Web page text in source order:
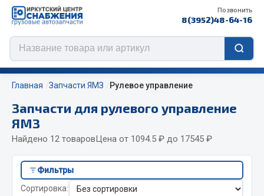
Позвонить
8(3952)48-64-16
Цепи противоскольжения
ЦЕПИ РОССИЯ
ЦЕПИ BOHU (Китай)
Изготовление цепей на колеса BOHU
Главная Запчасти ЯМЗ Рулевое управление
Запчасти для рулевого управление
ЯМЗ
Найдено 12 товаровЦена от 1094.5 ₽ до 17545 ₽
Фильтры
Сортировка: